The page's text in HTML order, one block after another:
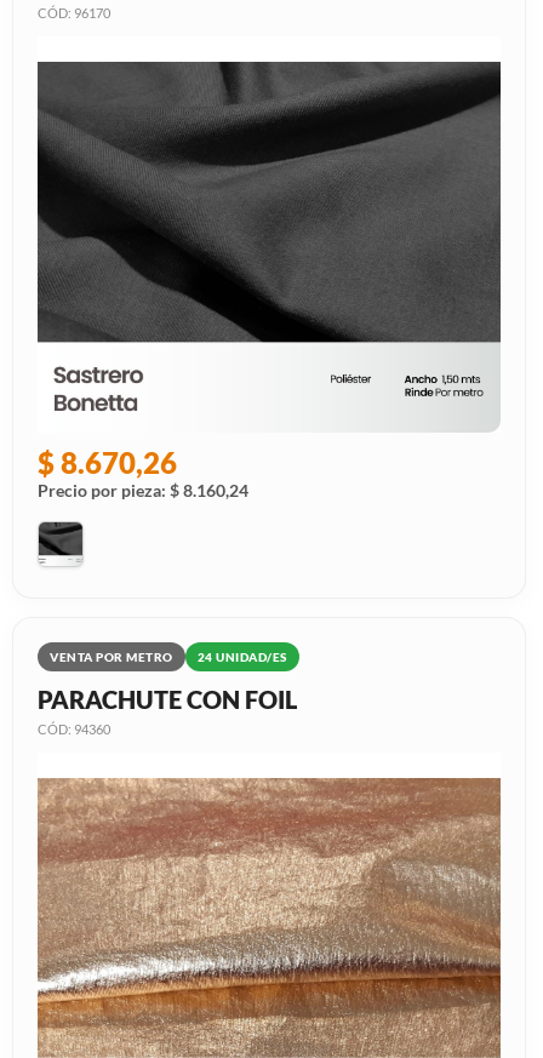
CÓD: 96170
$ 8.670,26
Precio por pieza: $ 8.160,24
VENTA POR METRO 24 UNIDAD/ES
PARACHUTE CON FOIL
CÓD: 94360